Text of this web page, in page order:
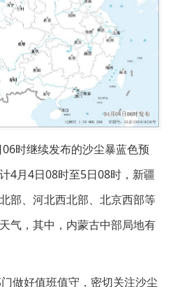
06时继续发布的沙尘暴蓝色预
4月4日08时至5日08时，新疆
部、河北西北部、北京西部等
气，其中，内蒙古中部局地有
做好值班值守，密切关注沙尘